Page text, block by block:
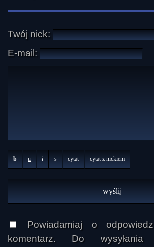
Twój nick:
E-mail:
b u i s cytat cytat z nickiem
Powiadamiaj o
komentarz. Do wysyłania